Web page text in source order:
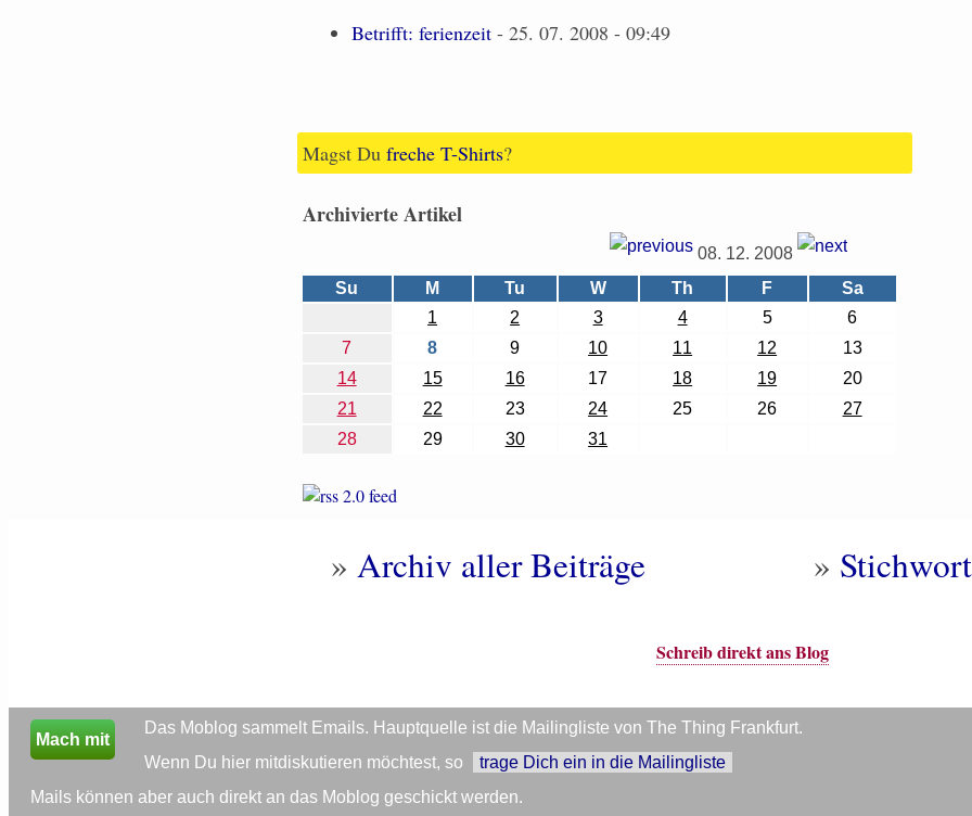
Betrifft: ferienzeit- 25. 07. 2008 - 09:49
Magst Du freche T-Shirts?
Archivierte Artikel
08. 12. 2008
Su
M Tu W Th F
Sa
1
2 3 4 5
6
7
8 9 10 11 12
13
14
15 16 17 18 19
20
21
22 23 24 25 26
27
28
29 30 31
» Archiv aller Beiträge »
Schreib direkt ans Blog
Mach mit
Das Moblog sammelt Emails. Hauptquelle ist die Mailingliste von The Thing Frankfurt.
Wenn Du hier mitdiskutieren möchtest, so
trage Dich ein in die Mailingliste
Mails können aber auch direkt an das Moblog geschickt werden.